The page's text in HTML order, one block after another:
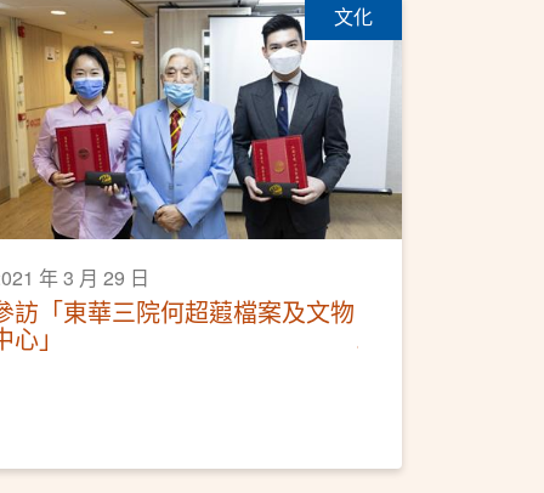
文化
年 3 月 29 日
訪「東華三院何超蕸檔案及文物
心」